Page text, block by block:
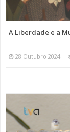
A Liberdade e a
28 Outubro 2024